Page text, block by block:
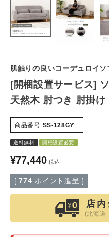
シーンから選ぶ
テイストから選ぶ
コンテンツ
ご利用ガイド
プライバシーポリシー
特定商取引法について
よくある質問
大口注文窓口
肌触りの良いコーデュロイソ
[開梱設置サービス]
天然木 肘つき 肘掛
商品番号 SS-128GY_
送料無料 開梱設置必要
¥77,440 税込
[ 774 ポイント進呈 ]
店
(北海道